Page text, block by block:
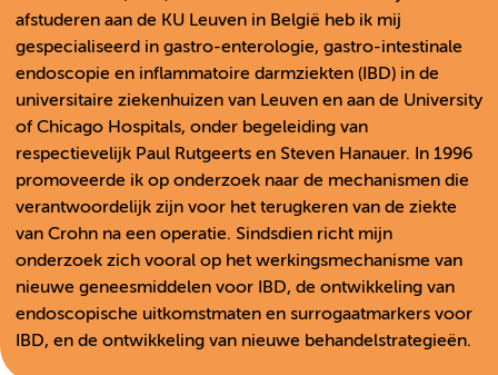
afstuderen aan de KU Leuven in België heb ik mij
gespecialiseerd in gastro-enterologie, gastro-intestinale
endoscopie en inflammatoire darmziekten (IBD) in de
universitaire ziekenhuizen van Leuven en aan de University
of Chicago Hospitals, onder begeleiding van
respectievelijk Paul Rutgeerts en Steven Hanauer. In 1996
promoveerde ik op onderzoek naar de mechanismen die
verantwoordelijk zijn voor het terugkeren van de ziekte
van Crohn na een operatie. Sindsdien richt mijn
onderzoek zich vooral op het werkingsmechanisme van
nieuwe geneesmiddelen voor IBD, de ontwikkeling van
endoscopische uitkomstmaten en surrogaatmarkers voor
IBD, en de ontwikkeling van nieuwe behandelstrategieën.